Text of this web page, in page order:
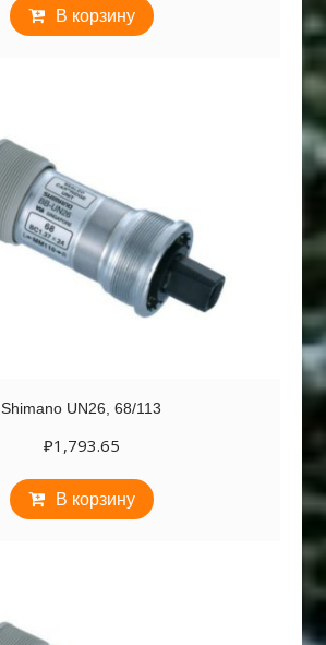
В корзину
Shimano UN26, 68/113
₽1,793.65
В корзину